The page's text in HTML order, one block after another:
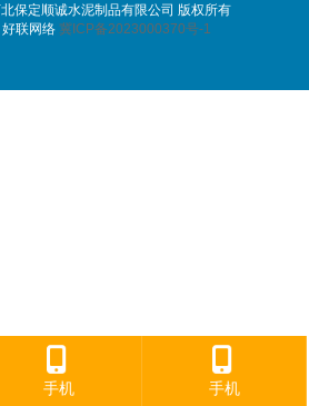
保定顺诚水泥制品有限公司 版权所有
联网络 冀ICP备2023000370号-1
手机 手机